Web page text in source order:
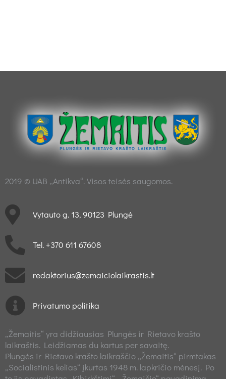
2019 © UAB „Antikva“. Visos teisės saugomos.
Vytauto g. 13, 90123 Plungė
Tel. +370 611 67608
redaktorius@zemaiciolaikrastis.lt
Privatumo politika
„Žemaitis“ yra didžiausias Plungės ir Rietavo krašto
laikraštis. Leidžiamas du kartus per savaitę.
Plungės ir Rietavo krašto laikraščio „Žemaitis“ pirmtakas
„Socialistinis kelias“ įkurtas 1948 m. lapkričio mėnesį. Po